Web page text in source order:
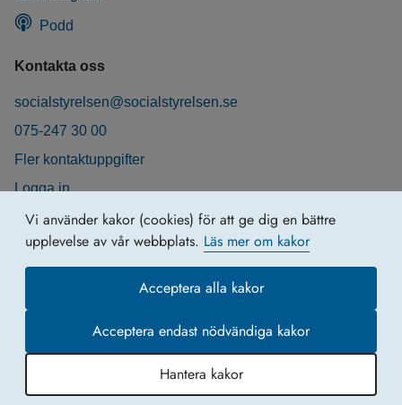
Vi använder kakor (cookies) för att ge dig en bättre
upplevelse av vår webbplats. Läs mer om kakor
Acceptera alla kakor
Acceptera endast nödvändiga kakor
Hantera kakor
Podd
Kontakta oss
socialstyrelsen@socialstyrelsen.se
075-247 30 00
Fler kontaktuppgifter
Logga in
Behandling av personuppgifter